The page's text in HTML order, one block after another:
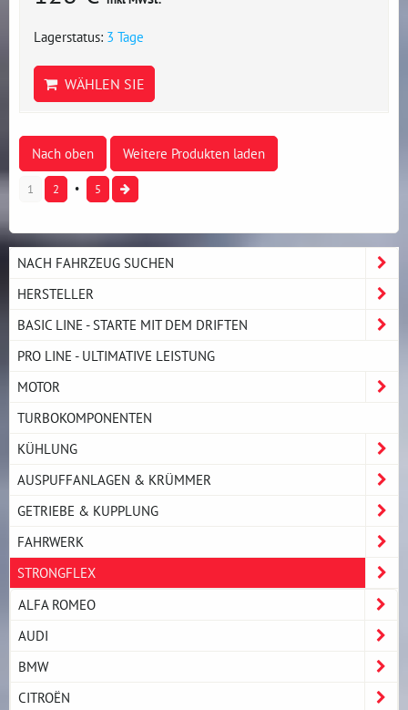
Lagerstatus: 3 Tage
WÄHLEN SIE
Nach oben Weitere Produkten laden
1 2 5
NACH FAHRZEUG SUCHEN
HERSTELLER
BASIC LINE - STARTE MIT DEM DRIFTEN
PRO LINE - ULTIMATIVE LEISTUNG
MOTOR
TURBOKOMPONENTEN
KÜHLUNG
AUSPUFFANLAGEN & KRÜMMER
GETRIEBE & KUPPLUNG
FAHRWERK
STRONGFLEX
ALFA ROMEO
AUDI
BMW
CITROËN